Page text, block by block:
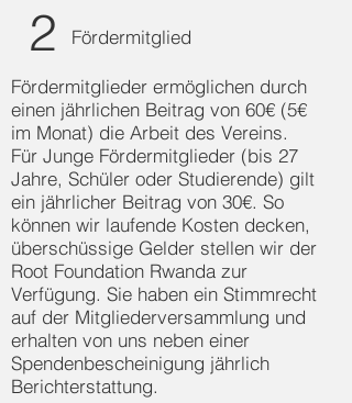
2 Fördermitglied
Fördermitglieder ermöglichen durch
einen jährlichen Beitrag von 60€ (5€
im Monat) die Arbeit des Vereins.
Für Junge Fördermitglieder (bis 27
Jahre, Schüler oder Studierende) gilt
ein jährlicher Beitrag von 30€. So
können wir laufende Kosten decken,
überschüssige Gelder stellen wir der
Root Foundation Rwanda zur
Verfügung. Sie haben ein Stimmrecht
auf der Mitgliederversammlung und
erhalten von uns neben einer
Spendenbescheinigung jährlich
Berichterstattung.